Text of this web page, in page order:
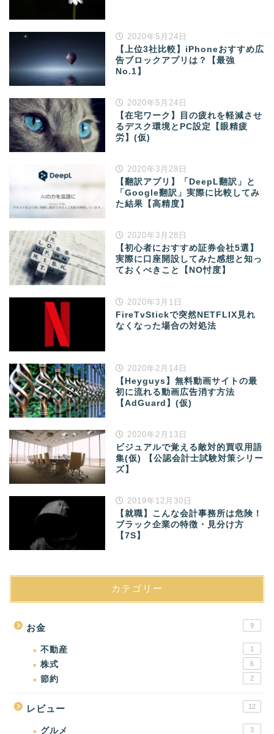
2020年5月24日
【上位3社比較】iPhoneおすすめ広
告ブロックアプリは？【最強
No.1】
2020年5月24日
【在宅ワーク】目の疲れを軽減させ
るデスク環境とPC設定【眼精疲
労】(仮)
2020年3月28日
【翻訳アプリ】「DeepL翻訳」と
「Google翻訳」実際に比較してみ
た結果【高精度】
2020年3月28日
【初心者におすすめ証券会社5選】
実際に口座開設してみた感想と知っ
ておくべきこと【NO忖度】
2020年3月1日
FireTvStickで突然NETFLIX見れ
なくなった場合の対処法
2020年2月14日
【Heyguys】無料動画サイトの最
初に流れる動画広告消す方法
【AdGuard】(仮)
2020年2月13日
ビジュアルで覚える敵対的買収用語
集(仮) 【公認会計士試験対策シリー
ズ】
2019年12月30日
【就職】こんな会計事務所は危険！
ブラック企業の特徴・見分け方
【7S】
カテゴリー
お金 9
不動産 1
株式 6
節約 2
レビュー 12
グルメ 3